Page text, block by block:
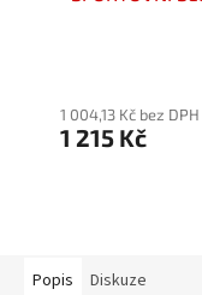
produktu
je
1 004,13 Kč bez DPH
1 215 Kč
Popis Diskuze